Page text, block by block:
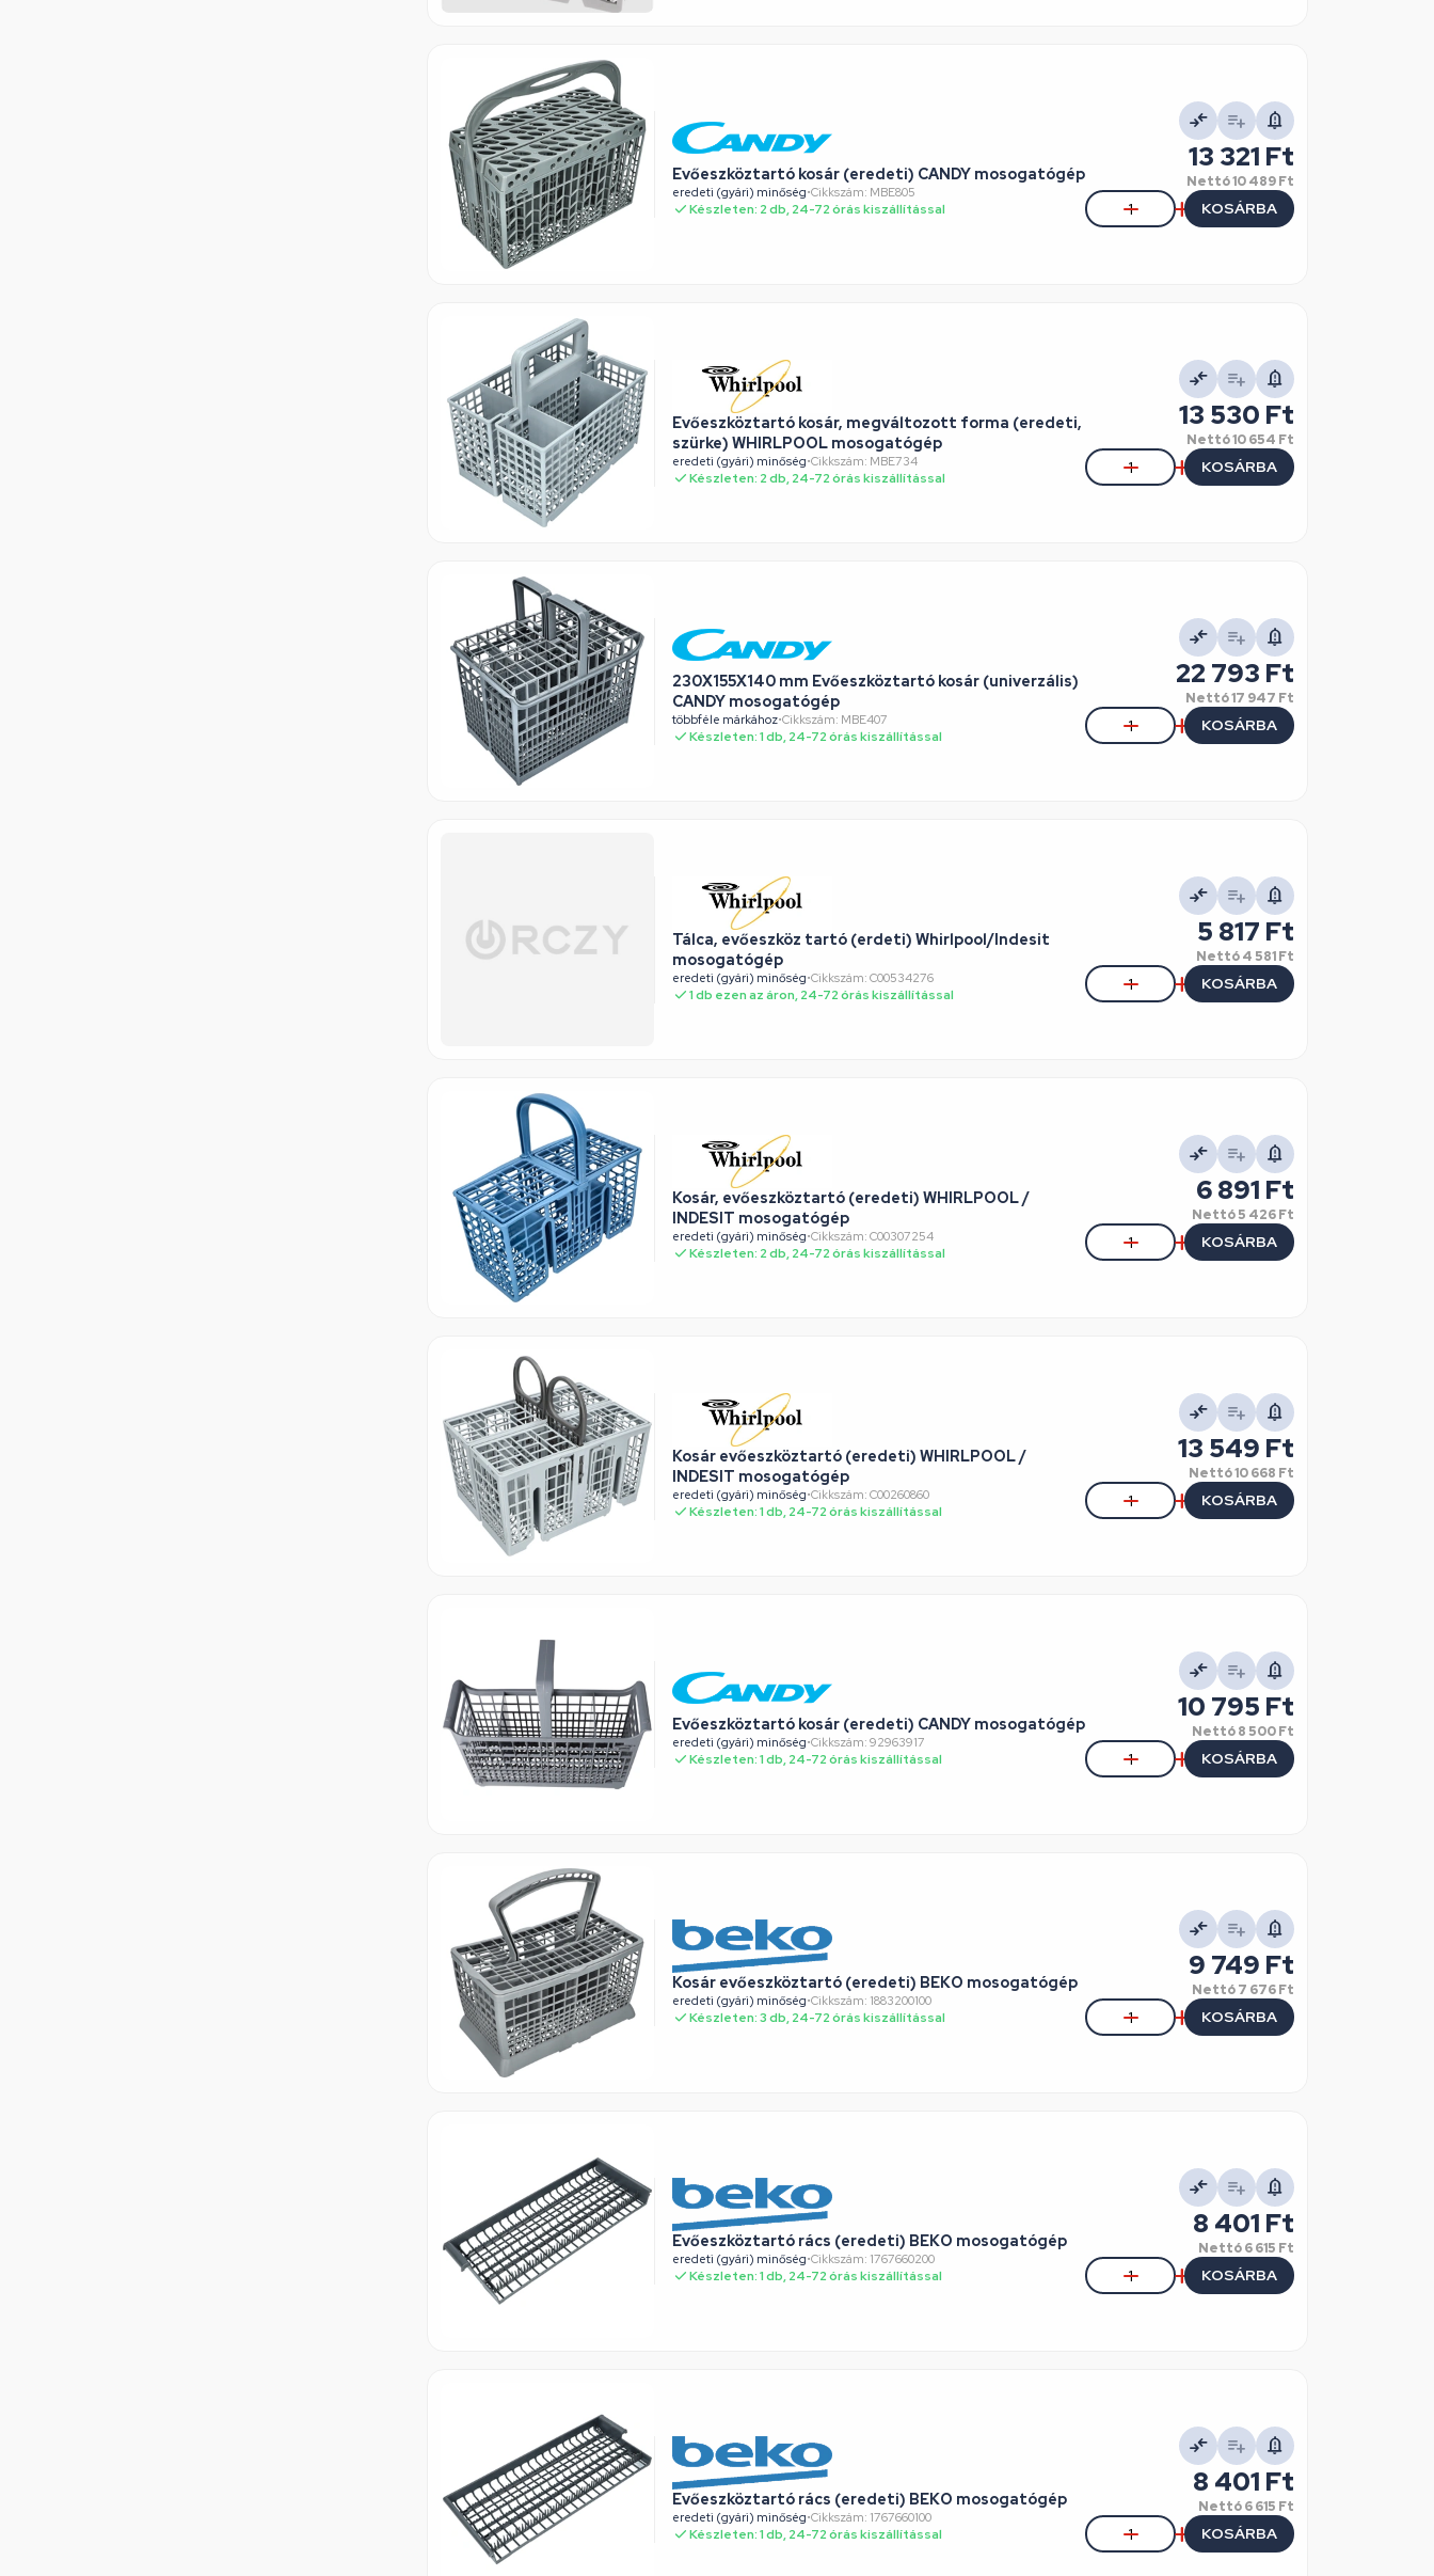
Evőeszköztartó kosár (eredeti) CANDY mosogatógép
eredeti (gyári) minőség•Cikkszám: MBE805
Készleten: 2 db, 24-72 órás kiszállítással
13 321 Ft
Nettó10 489 Ft
KOSÁRBA
Evőeszköztartó kosár, megváltozott forma (eredeti,
szürke) WHIRLPOOL mosogatógép
eredeti (gyári) minőség•Cikkszám: MBE734
Készleten: 2 db, 24-72 órás kiszállítással
13 530 Ft
Nettó10 654 Ft
KOSÁRBA
230X155X140 mm Evőeszköztartó kosár (univerzális)
CANDY mosogatógép
többféle márkához•Cikkszám: MBE407
Készleten: 1 db, 24-72 órás kiszállítással
22 793 Ft
Nettó17 947 Ft
KOSÁRBA
Tálca, evőeszköz tartó (erdeti) Whirlpool/Indesit
mosogatógép
eredeti (gyári) minőség•Cikkszám: C00534276
1 db ezen az áron, 24-72 órás kiszállítással
5 817 Ft
Nettó4 581 Ft
KOSÁRBA
Kosár, evőeszköztartó (eredeti) WHIRLPOOL /
INDESIT mosogatógép
eredeti (gyári) minőség•Cikkszám: C00307254
Készleten: 2 db, 24-72 órás kiszállítással
6 891 Ft
Nettó5 426 Ft
KOSÁRBA
Kosár evőeszköztartó (eredeti) WHIRLPOOL /
INDESIT mosogatógép
eredeti (gyári) minőség•Cikkszám: C00260860
Készleten: 1 db, 24-72 órás kiszállítással
13 549 Ft
Nettó10 668 Ft
KOSÁRBA
Evőeszköztartó kosár (eredeti) CANDY mosogatógép
eredeti (gyári) minőség•Cikkszám: 92963917
Készleten: 1 db, 24-72 órás kiszállítással
10 795 Ft
Nettó8 500 Ft
KOSÁRBA
Kosár evőeszköztartó (eredeti) BEKO mosogatógép
eredeti (gyári) minőség•Cikkszám: 1883200100
Készleten: 3 db, 24-72 órás kiszállítással
9 749 Ft
Nettó7 676 Ft
KOSÁRBA
Evőeszköztartó rács (eredeti) BEKO mosogatógép
eredeti (gyári) minőség•Cikkszám: 1767660200
Készleten: 1 db, 24-72 órás kiszállítással
8 401 Ft
Nettó6 615 Ft
KOSÁRBA
Evőeszköztartó rács (eredeti) BEKO mosogatógép
eredeti (gyári) minőség•Cikkszám: 1767660100
Készleten: 1 db, 24-72 órás kiszállítással
8 401 Ft
Nettó6 615 Ft
KOSÁRBA